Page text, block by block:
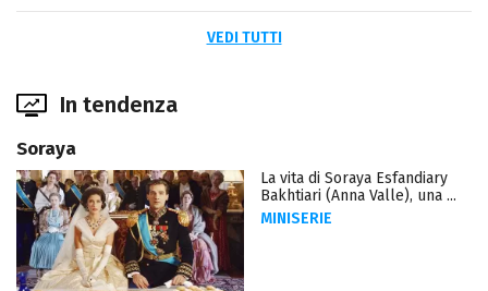
VEDI TUTTI
In tendenza
Soraya
La vita di Soraya Esfandiary
Bakhtiari (Anna Valle), una ...
MINISERIE